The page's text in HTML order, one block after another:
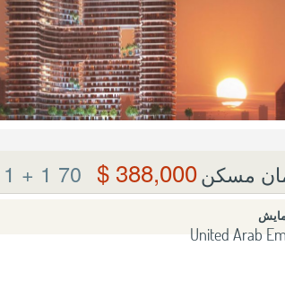
مسکن388,000 $
70 m²
1 + 1
United Arab